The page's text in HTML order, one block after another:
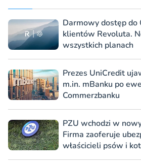
Darmowy dostęp do
klientów Revoluta.
wszystkich planach
Prezes UniCredit
m.in. mBanku po
Commerzbanku
PZU wchodzi w
Firma zaoferuje
właścicieli psów i